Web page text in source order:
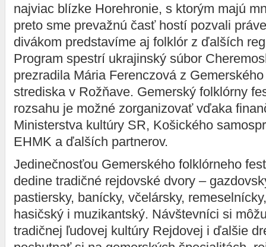
najviac blízke Horehronie, s ktorým majú
preto sme prevažnú časť hostí pozvali
divákom predstavíme aj folklór z ďalších
Program spestrí ukrajinský súbor
prezradila Mária Ferenczová z
strediska v Rožňave. Gemerský folklórny
rozsahu je možné zorganizovať vďaka
Ministerstva kultúry SR, Košického
EHMK a ďalších partnerov.
Jedinečnosťou Gemerského folklórneho
dedine tradičné rejdovské dvory –
pastiersky, banícky, včelársky,
hasičský i muzikantský. Návštevníci si
tradičnej ľudovej kultúry Rejdovej i ďalšie